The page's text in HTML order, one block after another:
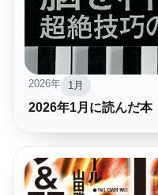
2026年 1月
2026年1月に読んだ本